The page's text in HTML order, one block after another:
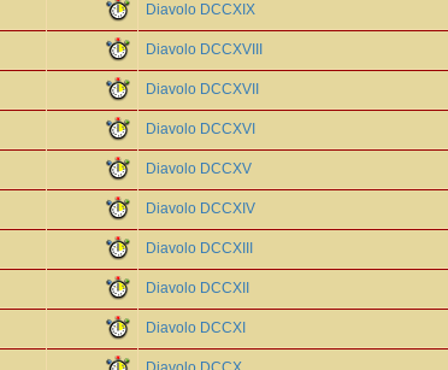
Diavolo DCCXIX
Diavolo DCCXVIII
Diavolo DCCXVII
Diavolo DCCXVI
Diavolo DCCXV
Diavolo DCCXIV
Diavolo DCCXIII
Diavolo DCCXII
Diavolo DCCXI